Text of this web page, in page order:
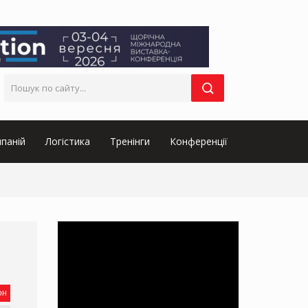
Логістика Тренінги Конференції